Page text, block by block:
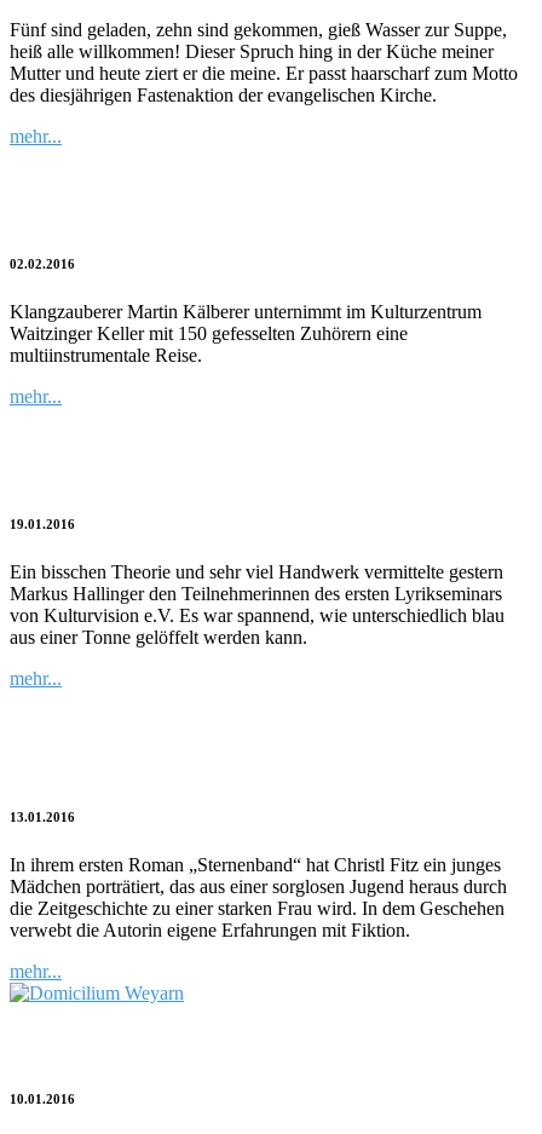
Fünf sind geladen, zehn sind gekommen, gieß Wasser zur Suppe,
heiß alle willkommen! Dieser Spruch hing in der Küche meiner
Mutter und heute ziert er die meine. Er passt haarscharf zum Motto
des diesjährigen Fastenaktion der evangelischen Kirche.
mehr...
02.02.2016
Klangzauberer Martin Kälberer unternimmt im Kulturzentrum
Waitzinger Keller mit 150 gefesselten Zuhörern eine
multiinstrumentale Reise.
mehr...
19.01.2016
Ein bisschen Theorie und sehr viel Handwerk vermittelte gestern
Markus Hallinger den Teilnehmerinnen des ersten Lyrikseminars
von Kulturvision e.V. Es war spannend, wie unterschiedlich blau
aus einer Tonne gelöffelt werden kann.
mehr...
13.01.2016
In ihrem ersten Roman „Sternenband“ hat Christl Fitz ein junges
Mädchen porträtiert, das aus einer sorglosen Jugend heraus durch
die Zeitgeschichte zu einer starken Frau wird. In dem Geschehen
verwebt die Autorin eigene Erfahrungen mit Fiktion.
mehr...
10.01.2016